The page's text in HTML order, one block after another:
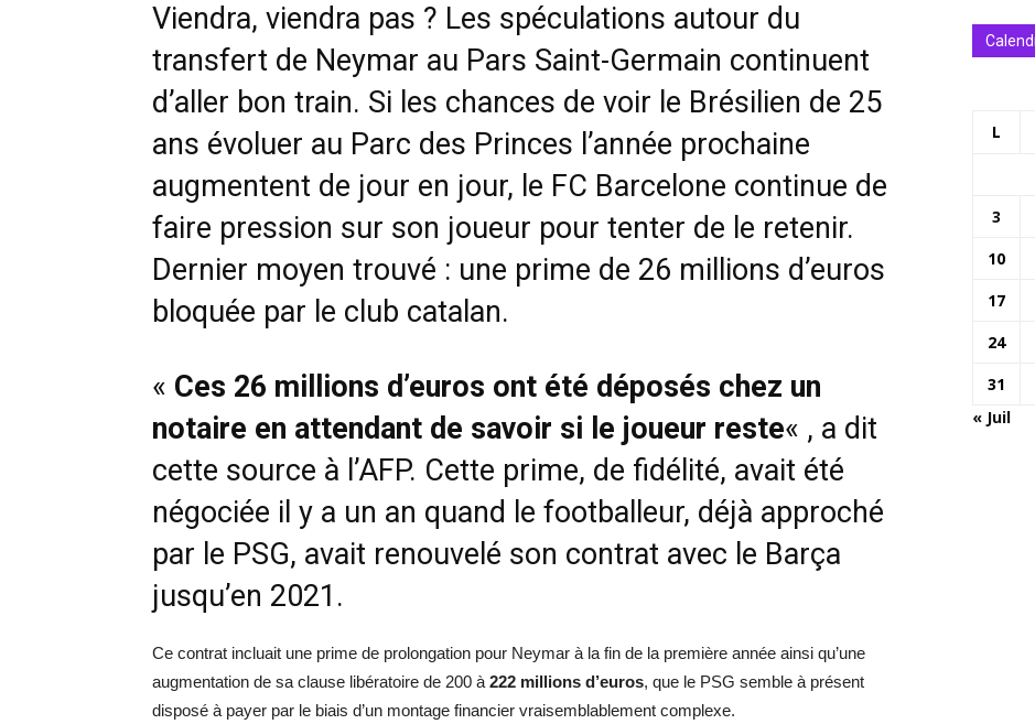
Viendra, viendra pas ? Les spéculations autour du
transfert de Neymar au Pars Saint-Germain continuent
d’aller bon train. Si les chances de voir le Brésilien de 25
ans évoluer au Parc des Princes l’année prochaine
augmentent de jour en jour, le FC Barcelone continue de
faire pression sur son joueur pour tenter de le retenir.
Dernier moyen trouvé : une prime de 26 millions d’euros
bloquée par le club catalan.
« Ces 26 millions d’euros ont été déposés chez un
notaire en attendant de savoir si le joueur reste« , a dit
cette source à l’AFP. Cette prime, de fidélité, avait été
négociée il y a un an quand le footballeur, déjà approché
par le PSG, avait renouvelé son contrat avec le Barça
jusqu’en 2021.
Ce contrat incluait une prime de prolongation pour Neymar à la fin de la première année ainsi qu’une
augmentation de sa clause libératoire de 200 à 222 millions d’euros, que le PSG semble à présent
disposé à payer par le biais d’un montage financier vraisemblablement complexe.
L
3
10
17
24
31
« Juil